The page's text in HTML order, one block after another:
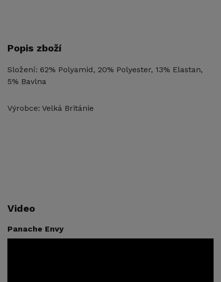
Popis zboží
Složení: 62% Polyamid, 20% Polyester, 13% Elastan,
5% Bavlna
Výrobce: Velká Británie
Video
Panache Envy